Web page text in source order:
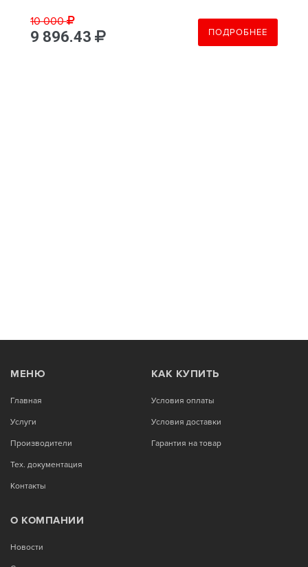
10 000
9 896.43 ПОДРОБНЕЕ
МЕНЮ
Главная
Услуги
Производители
Тех. документация
Контакты
КАК КУПИТЬ
Условия оплаты
Условия доставки
Гарантия на товар
О КОМПАНИИ
Новости